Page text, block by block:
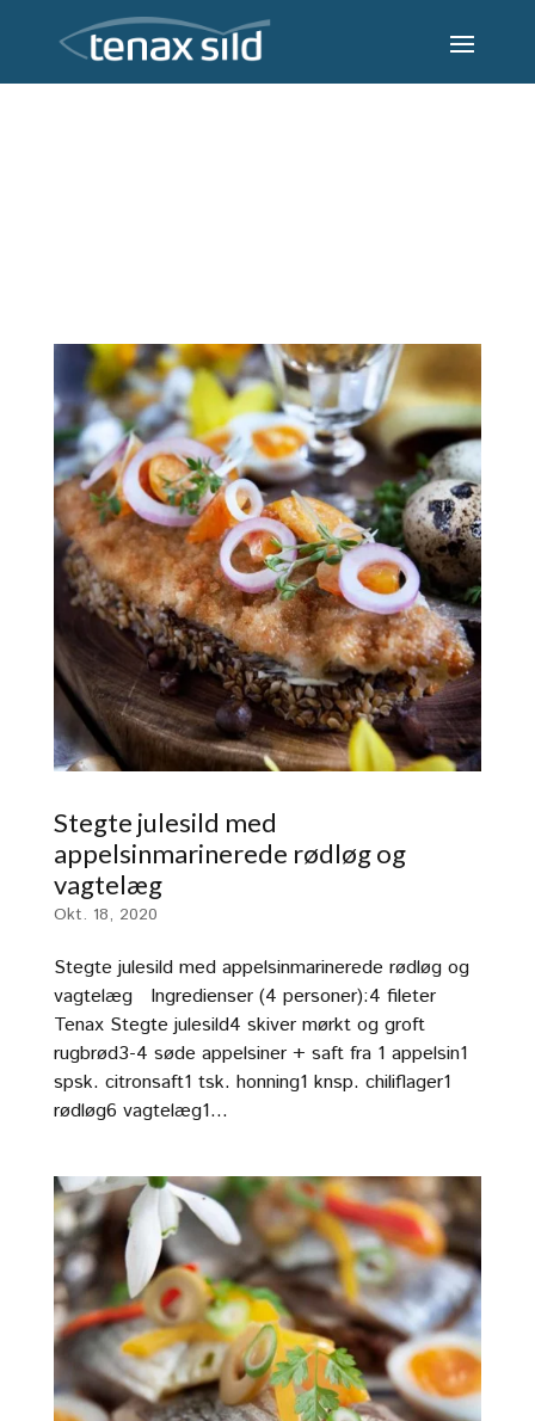
Stegte julesild med
appelsinmarinerede rødløg og
vagtelæg
Okt. 18, 2020
Stegte julesild med appelsinmarinerede rødløg og
vagtelæg Ingredienser (4 personer):4 fileter
Tenax Stegte julesild4 skiver mørkt og groft
rugbrød3-4 søde appelsiner + saft fra 1 appelsin1
spsk. citronsaft1 tsk. honning1 knsp. chiliflager1
rødløg6 vagtelæg1...